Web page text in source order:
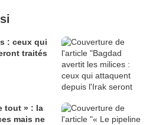
: ceux qui
traités
tout » : la
mais ne